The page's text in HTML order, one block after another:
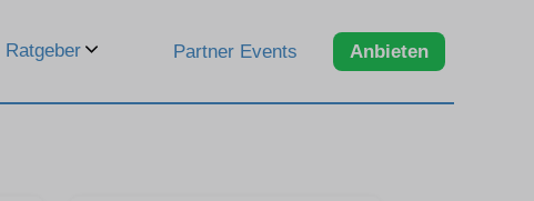
Ratgeber Partner Events Anbieten